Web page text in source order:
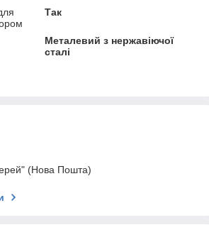
Так
Металевий з нержавіючої
сталі
(Нова Пошта)